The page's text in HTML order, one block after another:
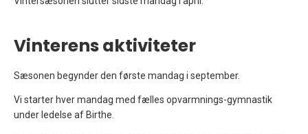
Vinterens aktiviteter
Sæsonen begynder den første mandag i september.
Vi starter hver mandag med fælles opvarmnings-gymnastik
under ledelse af Birthe.